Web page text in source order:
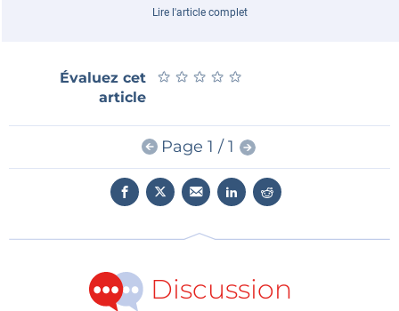
Lire l'article complet
Évaluez cet
article
★ ★ ★ ★ ★
★ ★ ★ ★ ★
Page 1 / 1
Discussion